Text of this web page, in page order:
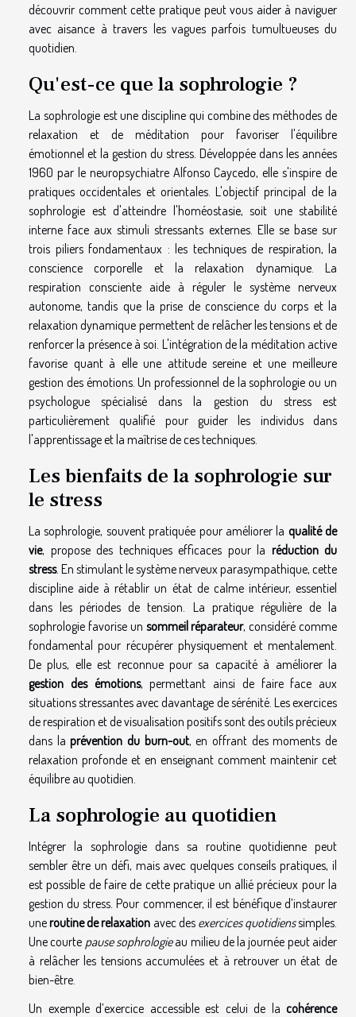
découvrir comment cette pratique peut vous aider à naviguer
avec aisance à travers les vagues parfois tumultueuses du
quotidien.
Qu'est-ce que la sophrologie ?
La sophrologie est une discipline qui combine des méthodes de
relaxation et de méditation pour favoriser l'équilibre
émotionnel et la gestion du stress. Développée dans les années
1960 par le neuropsychiatre Alfonso Caycedo, elle s'inspire de
pratiques occidentales et orientales. L'objectif principal de la
sophrologie est d'atteindre l'homéostasie, soit une stabilité
interne face aux stimuli stressants externes. Elle se base sur
trois piliers fondamentaux : les techniques de respiration, la
conscience corporelle et la relaxation dynamique. La
respiration consciente aide à réguler le système nerveux
autonome, tandis que la prise de conscience du corps et la
relaxation dynamique permettent de relâcher les tensions et de
renforcer la présence à soi. L'intégration de la méditation active
favorise quant à elle une attitude sereine et une meilleure
gestion des émotions. Un professionnel de la sophrologie ou un
psychologue spécialisé dans la gestion du stress est
particulièrement qualifié pour guider les individus dans
l'apprentissage et la maîtrise de ces techniques.
Les bienfaits de la sophrologie sur
le stress
La sophrologie, souvent pratiquée pour améliorer la qualité de
vie, propose des techniques efficaces pour la réduction du
stress. En stimulant le système nerveux parasympathique, cette
discipline aide à rétablir un état de calme intérieur, essentiel
dans les périodes de tension. La pratique régulière de la
sophrologie favorise un sommeil réparateur, considéré comme
fondamental pour récupérer physiquement et mentalement.
De plus, elle est reconnue pour sa capacité à améliorer la
gestion des émotions, permettant ainsi de faire face aux
situations stressantes avec davantage de sérénité. Les exercices
de respiration et de visualisation positifs sont des outils précieux
dans laprévention du burn-out, en offrant des moments de
relaxation profonde et en enseignant comment maintenir cet
équilibre au quotidien.
La sophrologie au quotidien
Intégrer la sophrologie dans sa routine quotidienne peut
sembler être un défi, mais avec quelques conseils pratiques, il
est possible de faire de cette pratique un allié précieux pour la
gestion du stress. Pour commencer, il est bénéfique d’instaurer
uneroutine de relaxation avec des exercices quotidienssimples.
Une courte pause sophrologieau milieu de la journée peut aider
à relâcher les tensions accumulées et à retrouver un état de
bien-être.
Un exemple d’exercice accessible est celui de la cohérence